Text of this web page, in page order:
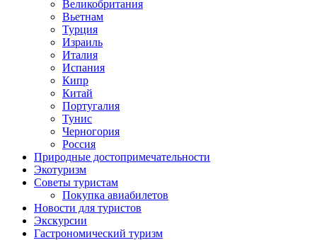
Великобритания
Вьетнам
Турция
Израиль
Италия
Испания
Кипр
Китай
Португалия
Тунис
Черногория
Россия
Природные достопримечательности
Экотуризм
Советы туристам
Покупка авиабилетов
Новости для туристов
Экскурсии
Гастрономический туризм